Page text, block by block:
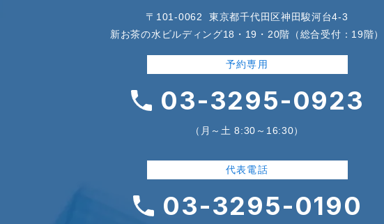
〒101-0062 東京都千代田区神田駿河台4-3
新お茶の水ビルディング18・19・20階 （総合受付：19階）
予約専用
03-3295-0923
（月～土 8:30～16:30）
代表電話
03-3295-0190